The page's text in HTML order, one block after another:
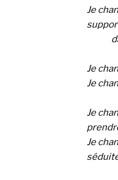
Je
Je
Je
Je
Je